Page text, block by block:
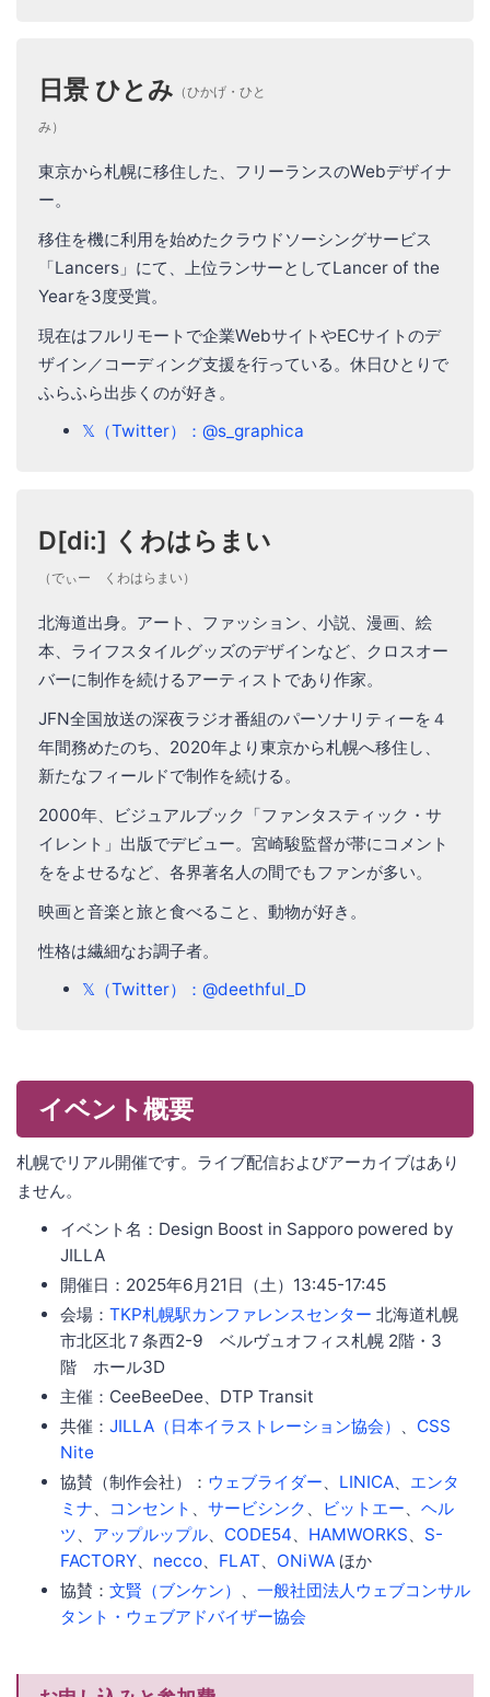
日景 ひとみ （ひかげ・ひと
み）
東京から札幌に移住した、フリーランスのWebデザイナ
ー。
移住を機に利用を始めたクラウドソーシングサービス
「Lancers」にて、上位ランサーとしてLancer of the
Yearを3度受賞。
現在はフルリモートで企業WebサイトやECサイトのデ
ザイン／コーディング支援を行っている。休日ひとりで
ふらふら出歩くのが好き。
𝕏（Twitter）：@s_graphica
D[di:] くわはらまい
（でぃー くわはらまい）
北海道出身。アート、ファッション、小説、漫画、絵
本、ライフスタイルグッズのデザインなど、クロスオー
バーに制作を続けるアーティストであり作家。
JFN全国放送の深夜ラジオ番組のパーソナリティーを４
年間務めたのち、2020年より東京から札幌へ移住し、
新たなフィールドで制作を続ける。
2000年、ビジュアルブック「ファンタスティック・サ
イレント」出版でデビュー。宮崎駿監督が帯にコメント
ををよせるなど、各界著名人の間でもファンが多い。
映画と音楽と旅と食べること、動物が好き。
性格は繊細なお調子者。
𝕏（Twitter）：@deethful_D
イベント概要
札幌でリアル開催です。ライブ配信およびアーカイブはあり
ません。
イベント名：Design Boost in Sapporo powered by
JILLA
開催日：2025年6月21日（土）13:45-17:45
会場： TKP札幌駅カンファレンスセンター 北海道札幌
市北区北７条西2-9 ベルヴュオフィス札幌 2階・3
階 ホール3D
主催：CeeBeeDee、DTP Transit
共催： JILLA（日本イラストレーション協会）
CSS
Nite
協賛（制作会社）： ウェブライダー LINICA
エンタ
ミナ
コンセント サービシンク ビットエー
ヘル
ツ
アップルップル CODE54 HAMWORKS
S-
FACTORY
necco FLAT ONiWA ほか
協賛： 文賢（ブンケン）
一般社団法人ウェブコンサル
タント・ウェブアドバイザー協会